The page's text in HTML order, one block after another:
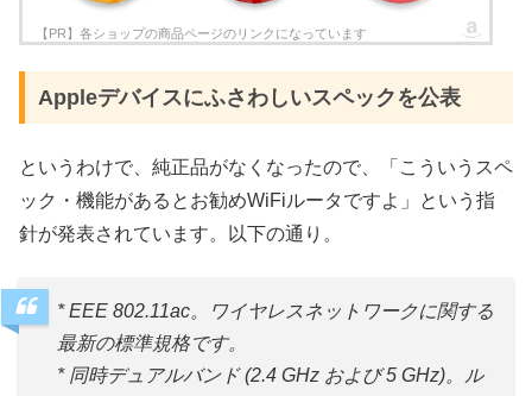
Appleデバイスにふさわしいスペックを公表
というわけで、純正品がなくなったので、「こういうスペ
ック・機能があるとお勧めWiFiルータですよ」という指
針が発表されています。以下の通り。
* EEE 802.11ac。ワイヤレスネットワークに関する
最新の標準規格です。
* 同時デュアルバンド (2.4 GHz および 5 GHz)。ル